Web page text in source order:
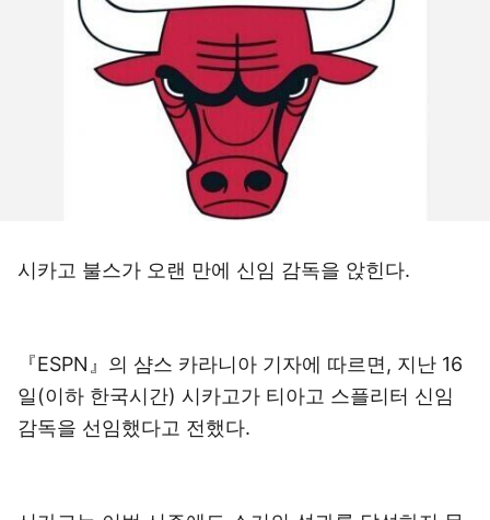
시카고 불스가 오랜 만에 신임 감독을 앉힌다.
『ESPN』의 샴스 카라니아 기자에 따르면, 지난 16
일(이하 한국시간) 시카고가 티아고 스플리터 신임
감독을 선임했다고 전했다.